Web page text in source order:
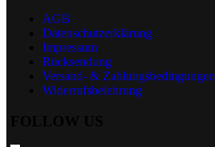
AGB
Datenschutzerklärung
Impressum
Rücksendung
Versand- & Zahlungsbedingungen
Widerrufsbelehrung